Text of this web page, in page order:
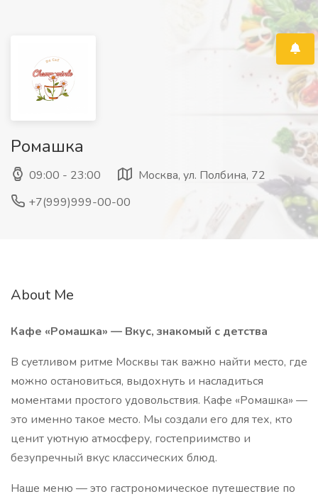
Ромашка
09:00 - 23:00
Москва, ул. Полбина, 72
+7(999)999-00-00
About Me
Кафе «Ромашка» — Вкус, знакомый с детства
В суетливом ритме Москвы так важно найти место, где
можно остановиться, выдохнуть и насладиться
моментами простого удовольствия. Кафе «Ромашка» —
это именно такое место. Мы создали его для тех, кто
ценит уютную атмосферу, гостеприимство и
безупречный вкус классических блюд.
Наше меню — это гастрономическое путешествие по